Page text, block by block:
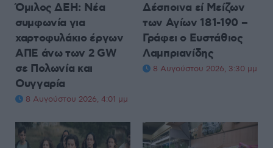
Όμιλος ΔΕΗ: Νέα
συμφωνία για
χαρτοφυλάκιο έργων
ΑΠΕ άνω των 2 GW
σε Πολωνία και
Ουγγαρία
8 Αυγούστου 2026, 4:01 μμ
Δέσποινα εί Μείζων
των Αγίων 181-190 –
Γράφει ο Ευστάθιος
Λαμπριανίδης
8 Αυγούστου 2026, 3:30 μμ